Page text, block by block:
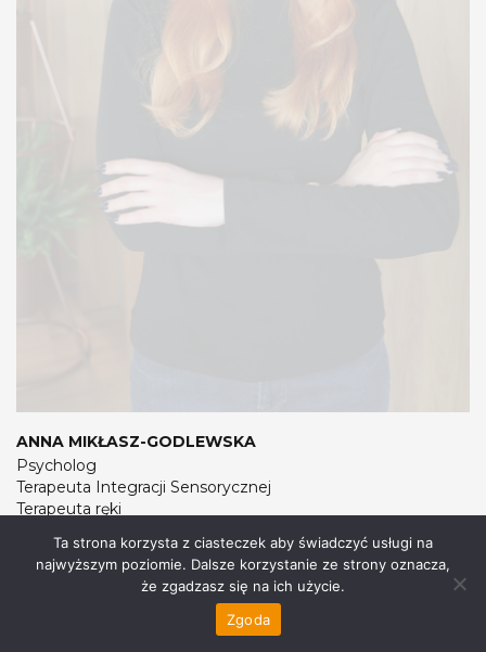
ANNA MIKŁASZ-GODLEWSKA
Psycholog
Terapeuta Integracji Sensorycznej
Terapeuta ręki
ZOBACZ WIĘCEJ
Ta strona korzysta z ciasteczek aby świadczyć usługi na
najwyższym poziomie. Dalsze korzystanie ze strony oznacza,
że zgadzasz się na ich użycie.
Zgoda